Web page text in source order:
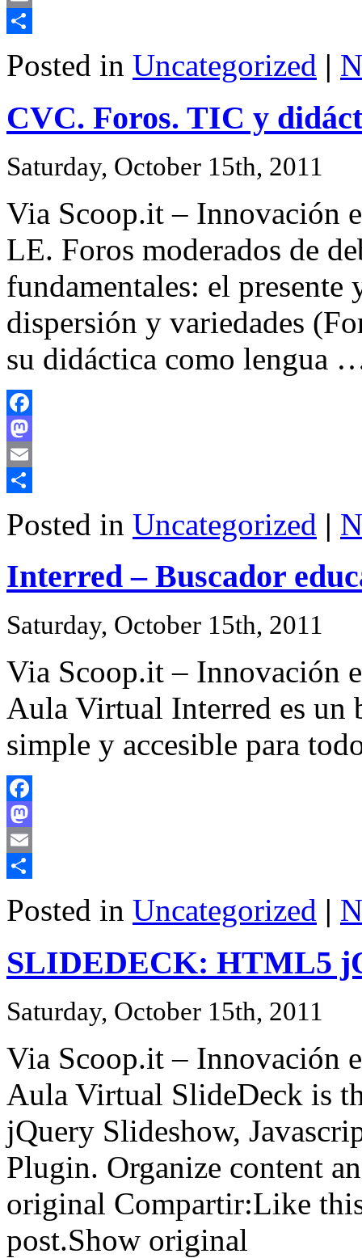
Email
Posted in Uncategorized |
CVC. Foros. TIC y
Saturday, October 15th, 2011
Via Scoop.it – Innovación
LE. Foros moderados de
fundamentales: el
dispersión y variedades
su didáctica como lengua
Facebook
Mastodon
Email
Posted in Uncategorized |
Interred – Buscador
Saturday, October 15th, 2011
Via Scoop.it – Innovación
Aula Virtual Interred es un
simple y accesible para
Facebook
Mastodon
Email
Posted in Uncategorized |
SLIDEDECK: HTML5
Saturday, October 15th, 2011
Via Scoop.it – Innovación
Aula Virtual SlideDeck is
jQuery Slideshow,
Plugin. Organize content
original Compartir:Like
post.Show original